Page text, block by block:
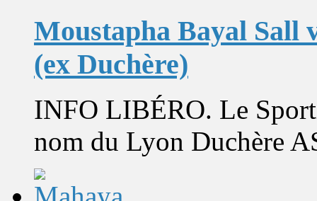
Moustapha Bayal Sall
(ex Duchère)
INFO LIBÉRO. Le
nom du Lyon Duchère